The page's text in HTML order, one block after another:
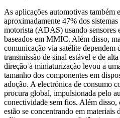
As aplicações automotivas também
aproximadamente 47% dos
motorista (ADAS) usando sensores
baseados em MMIC. Além disso,
comunicação via satélite
transmissão de sinal estável e de
direção à miniaturização levou a
tamanho dos componentes em
adoção. A electrónica de consumo
procura global, impulsionada pelo
conectividade sem fios. Além disso,
estão se concentrando em materiais